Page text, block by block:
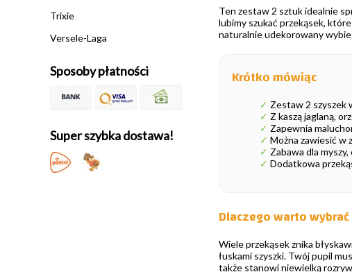
Trixie
Versele-Laga
Sposoby płatności
Super szybka dostawa!
Ten zestaw 2 sztuk idealnie
lubimy szukać przekąsek,
naturalnie udekorowany
Krótko mówiąc
✓ Zestaw 2 szyszek
✓ Z kaszą jaglaną,
✓ Zapewnia
✓ Można zawiesić w
✓ Zabawa dla
✓ Dodatkowa
Dlaczego warto
Wiele przekąsek znika
łuskami szyszki. Twój pupil
także stanowi niewielką